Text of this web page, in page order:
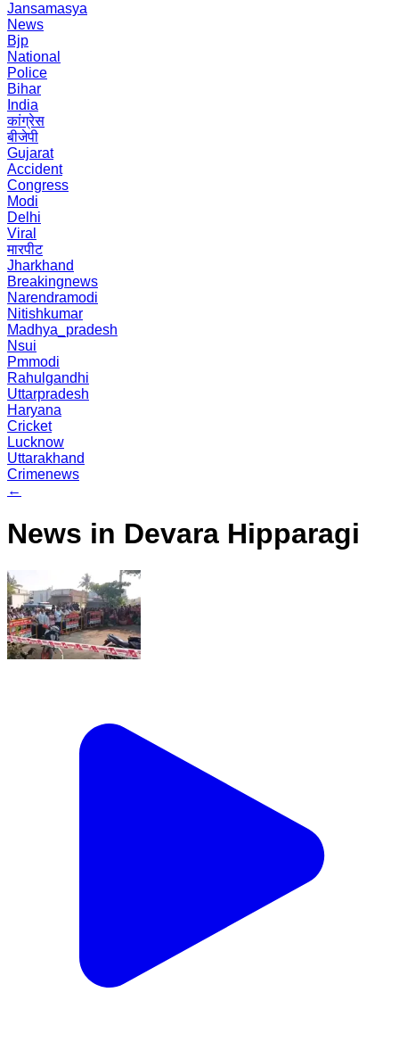
Jansamasya
News
Bjp
National
Police
Bihar
India
कांग्रेस
बीजेपी
Gujarat
Accident
Congress
Modi
Delhi
Viral
मारपीट
Jharkhand
Breakingnews
Narendramodi
Nitishkumar
Madhya_pradesh
Nsui
Pmmodi
Rahulgandhi
Uttarpradesh
Haryana
Cricket
Lucknow
Uttarakhand
Crimenews
←
News in Devara Hipparagi